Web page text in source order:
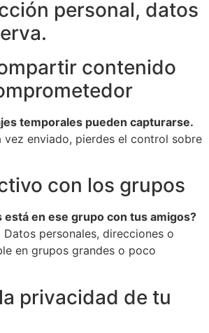
personal, datos
contenido
temporales pueden capturarse.
vez enviado, pierdes el control sobre
con los grupos
está en ese grupo con tus amigos?
Datos personales, direcciones o
en grupos grandes o poco
privacidad de tu